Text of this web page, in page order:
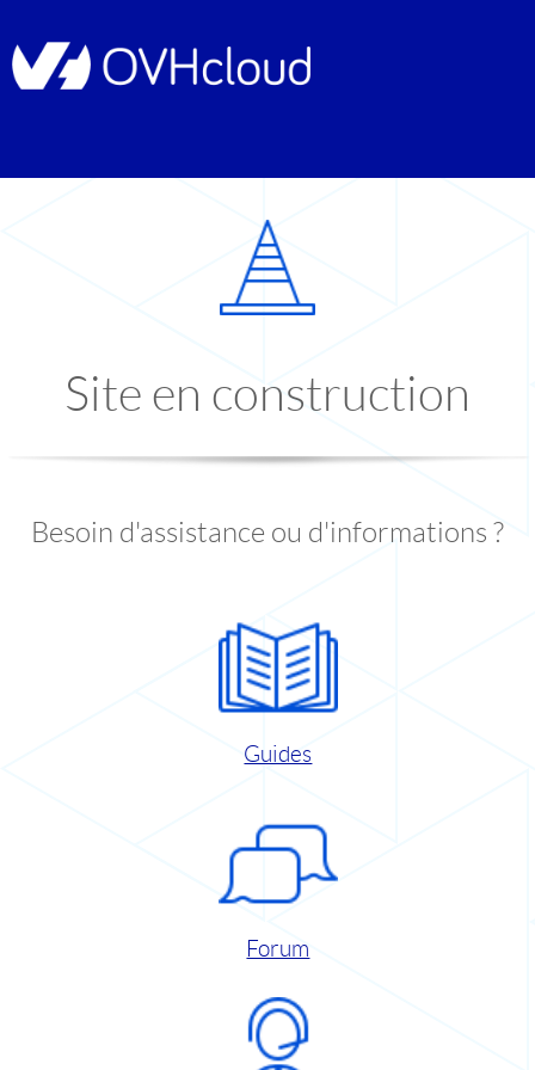
Site en construction
Besoin d'assistance ou d'informations ?
Guides
Forum